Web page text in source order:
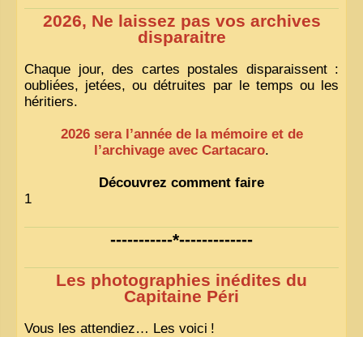
2026, Ne laissez pas vos archives
disparaitre
Chaque jour, des cartes postales disparaissent :
oubliées, jetées, ou détruites par le temps ou les
héritiers.
2026 sera l’année de la mémoire et de
l’archivage avec Cartacaro.
Découvrez comment faire
1
-----------*-------------
Les photographies inédites du
Capitaine Péri
Vous les attendiez… Les voici !